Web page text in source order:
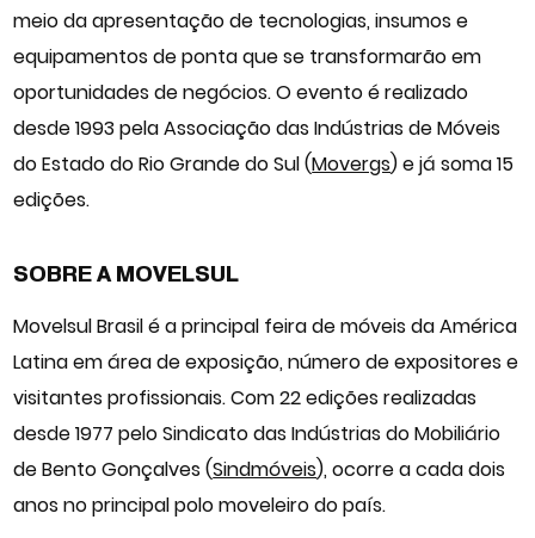
meio da apresentação de tecnologias, insumos e
equipamentos de ponta que se transformarão em
oportunidades de negócios. O evento é realizado
desde 1993 pela Associação das Indústrias de Móveis
do Estado do Rio Grande do Sul (Movergs) e já soma 15
edições.
SOBRE A MOVELSUL
Movelsul Brasil é a principal feira de móveisda América
Latina em área de exposição, número de expositores e
visitantes profissionais. Com 22 edições realizadas
desde 1977 pelo Sindicato das Indústrias do Mobiliário
de Bento Gonçalves (Sindmóveis), ocorre a cada dois
anos no principal polo moveleiro do país.